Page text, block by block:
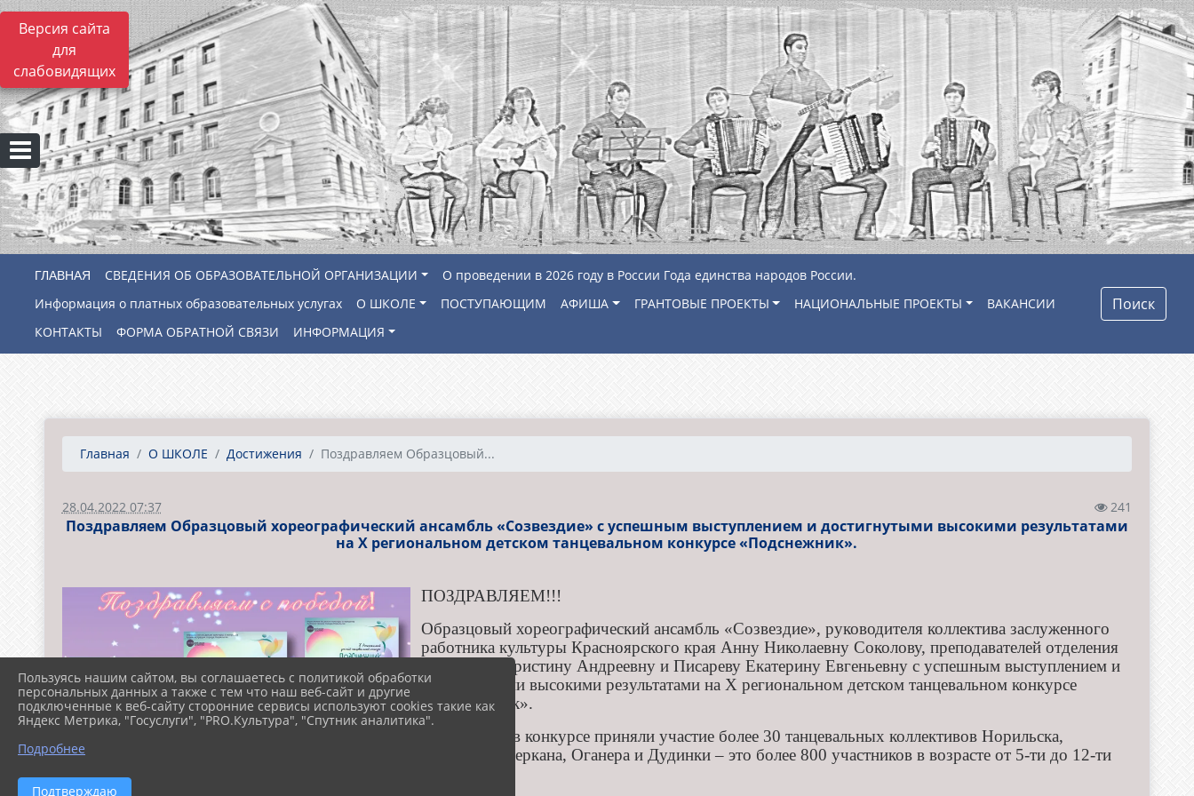
Версия сайта
для
слабовидящих
СВЕДЕНИЯ ОБ ОБРАЗОВАТЕЛЬНОЙ ОРГАНИЗАЦИИ
О проведении в 2026 году в России Года единства народов России.
Информация о платных образовательных услугах
О ШКОЛЕ ПОСТУПАЮЩИМ АФИША ГРАНТОВЫЕ ПРОЕКТЫ НАЦИОНАЛЬНЫЕ ПРОЕКТЫ
ВАКАНСИИ
КОНТАКТЫ
ФОРМА ОБРАТНОЙ СВЯЗИ ИНФОРМАЦИЯ
Поиск
Главная О ШКОЛЕ Достижения Поздравляем Образцовый...
28.04.2022 07:37 241
Поздравляем Образцовый хореографический ансамбль «Созвездие» с успешным выступлением и достигнутыми высокими результатами
на Х региональном детском танцевальном конкурсе «Подснежник».
ПОЗДРАВЛЯЕМ!!!
Образцовый хореографический ансамбль «Созвездие», руководителя коллектива заслуженного
работника культуры Красноярского края Анну Николаевну Соколову, преподавателей отделения
Баландину Кристину Андреевну и Писареву Екатерину Евгеньевну с успешным выступлением и
достигнутыми высокими результатами на Х региональном детском танцевальном конкурсе
«Подснежник».
В этом году в конкурсе приняли участие более 30 танцевальных коллективов Норильска,
Талнаха, Кайеркана, Оганера и Дудинки – это более 800 участников в возрасте от 5-ти до 12-ти
Пользуясь нашим сайтом, вы соглашаетесь с политикой обработки
персональных данных а также с тем что наш веб-сайт и другие
подключенные к веб-сайту сторонние сервисы используют cookies такие как
Яндекс Метрика, "Госуслуги", "PRO.Культура", "Спутник аналитика".
Подробнее
Подтверждаю